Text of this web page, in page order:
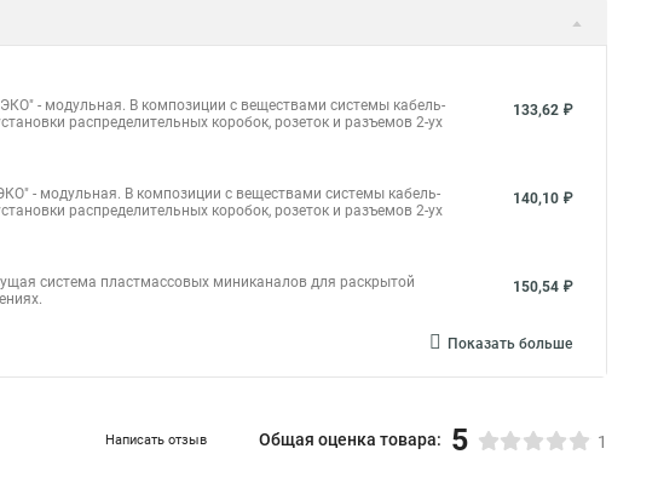
- модульная. В композиции с веществами системы кабель-
распределительных коробок, розеток и разъемов 2-ух
133,62 ₽
- модульная. В композиции с веществами системы кабель-
распределительных коробок, розеток и разъемов 2-ух
140,10 ₽
система пластмассовых миниканалов для раскрытой
150,54 ₽
Показать больше
Написать отзыв Общая оценка товара: 5 1